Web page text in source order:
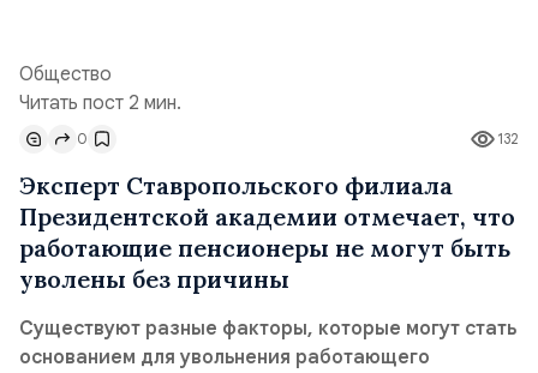
Общество
Читать пост 2 мин.
132
0
Эксперт Ставропольского филиала
Президентской академии отмечает, что
работающие пенсионеры не могут быть
уволены без причины
Существуют разные факторы, которые могут стать
основанием для увольнения работающего